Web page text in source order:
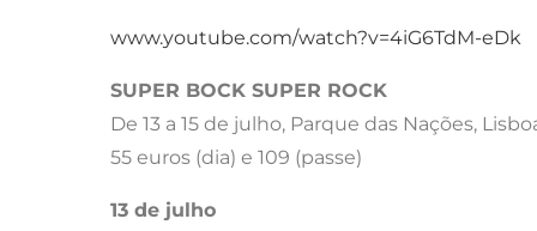
www.youtube.com/watch?v=4iG6TdM-eDk
SUPER BOCK SUPER ROCK
De 13 a 15 de julho, Parque das Nações,
55 euros (dia) e 109 (passe)
13 de julho